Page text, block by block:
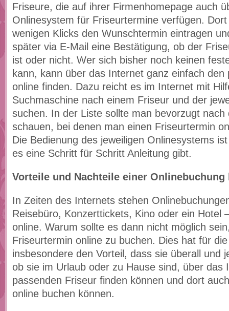
Friseure, die auf ihrer Firmenhomepage auch
Onlinesystem für Friseurtermine verfügen.
wenigen Klicks den Wunschtermin eintragen
später via E-Mail eine Bestätigung, ob der
ist oder nicht. Wer sich bisher noch keinen
kann, kann über das Internet ganz einfach den
online finden. Dazu reicht es im Internet mit
Suchmaschine nach einem Friseur und der
suchen. In der Liste sollte man bevorzugt nach
schauen, bei denen man einen Friseurtermin
Die Bedienung des jeweiligen Onlinesystems
es eine Schritt für Schritt Anleitung gibt.
Vorteile und Nachteile einer Onlinebuchung
In Zeiten des Internets stehen
Reisebüro, Konzerttickets, Kino oder ein Hotel
online. Warum sollte es dann nicht möglich
Friseurtermin online zu buchen. Dies hat für
insbesondere den Vorteil, dass sie überall und
ob sie im Urlaub oder zu Hause sind, über das
passenden Friseur finden können und dort
online buchen können.